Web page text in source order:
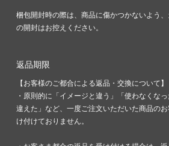
梱包開封時の際は、商品に傷かつかないよう
の開封はお控えください。
返品期限
【お客様のご都合による返品・交換について】
・原則的に「イメージと違う」「使わなくな
違えた」など、一度ご注文いただいた商品の
け付けておりません。